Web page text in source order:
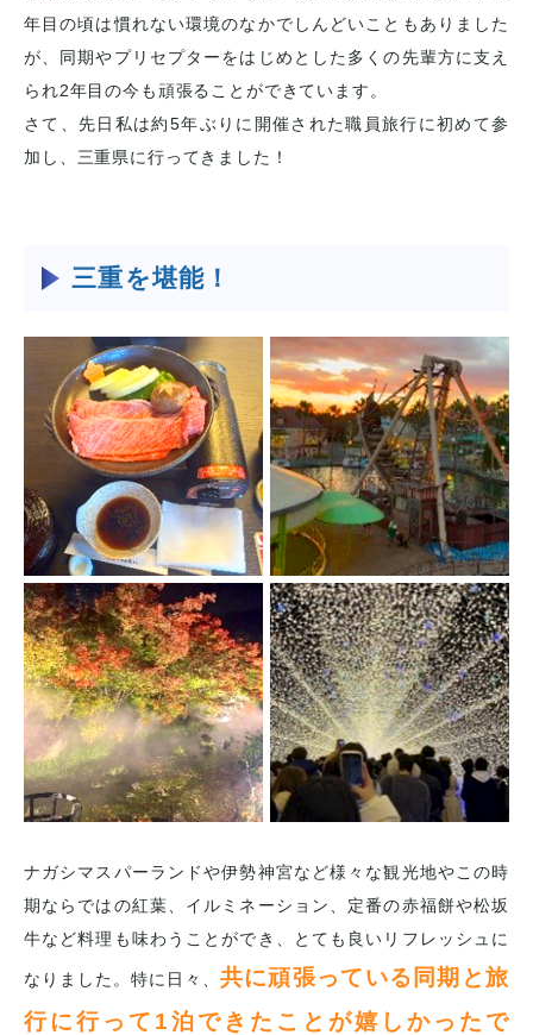
年目の頃は慣れない環境のなかでしんどいこともありました
が、同期やプリセプターをはじめとした多くの先輩方に支え
られ2年目の今も頑張ることができています。
さて、先日私は約5年ぶりに開催された職員旅行に初めて参
加し、三重県に行ってきました！
三重を堪能！
ナガシマスパーランドや伊勢神宮など様々な観光地やこの時
期ならではの紅葉、イルミネーション、定番の赤福餅や松坂
牛など料理も味わうことができ、とても良いリフレッシュに
なりました。特に日々、 共に頑張っている同期と旅
行に行って1泊できたことが嬉しかったで